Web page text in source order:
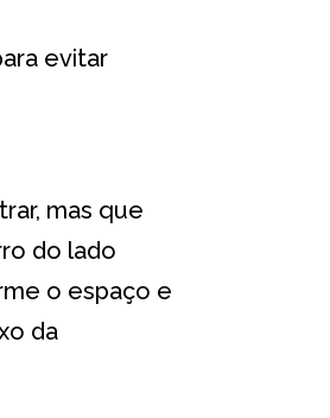
evitar
mas que
do lado
o espaço e
da